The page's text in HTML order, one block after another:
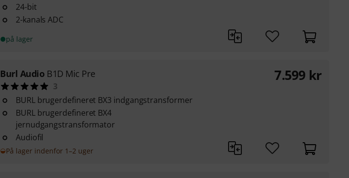
24-bit
2-kanals ADC
på lager
Burl Audio B1D Mic Pre
3
BURL brugerdefineret BX3 indgangstransformer
BURL brugerdefineret BX4
jernudgangstransformator
Audiofil
På lager indenfor 1–2 uger
7.599 kr